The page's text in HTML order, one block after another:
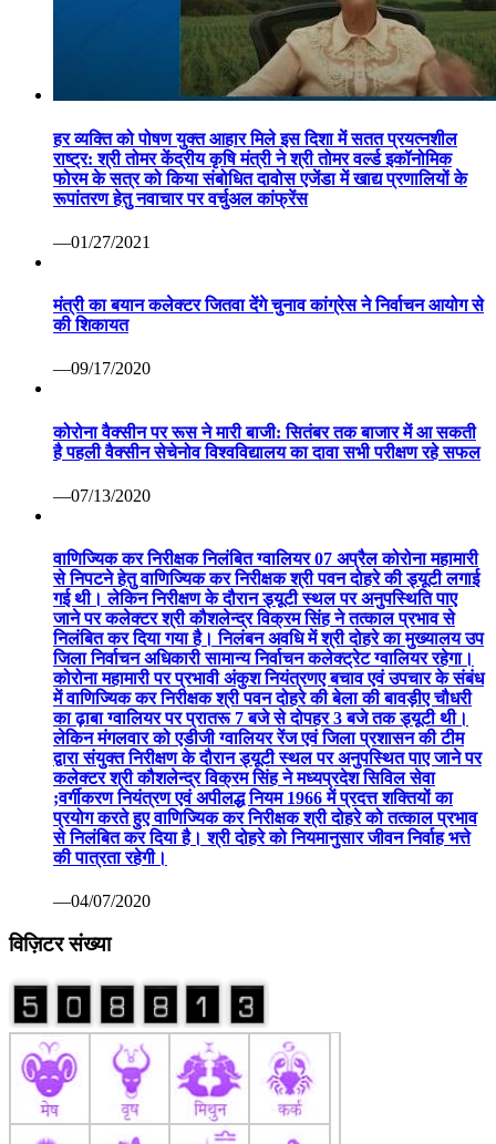
हर व्यक्ति को पोषण युक्त आहार मिले इस दिशा में सतत प्रयत्नशील
राष्ट्र: श्री तोमर केंद्रीय कृषि मंत्री ने श्री तोमर वर्ल्ड इकॉनोमिक
फोरम के सत्र को किया संबोधित दावोस एजेंडा में खाद्य प्रणालियों के
रूपांतरण हेतु नवाचार पर वर्चुअल कांफ्रेंस
—01/27/2021
मंत्री का बयान कलेक्टर जितवा देंगे चुनाव कांग्रेस ने निर्वाचन आयोग से
की शिकायत
—09/17/2020
कोरोना वैक्सीन पर रूस ने मारी बाजी: सितंबर तक बाजार में आ सकती
है पहली वैक्सीन सेचेनोव विश्वविद्यालय का दावा सभी परीक्षण रहे सफल
—07/13/2020
वाणिज्यिक कर निरीक्षक निलंबित ग्वालियर 07 अप्रैल कोरोना महामारी
से निपटने हेतु वाणिज्यिक कर निरीक्षक श्री पवन दोहरे की ड्यूटी लगाई
गई थी। लेकिन निरीक्षण के दौरान ड्यूटी स्थल पर अनुपस्थिति पाए
जाने पर कलेक्टर श्री कौशलेन्द्र विक्रम सिंह ने तत्काल प्रभाव से
निलंबित कर दिया गया है। निलंबन अवधि में श्री दोहरे का मुख्यालय उप
जिला निर्वाचन अधिकारी सामान्य निर्वाचन कलेक्ट्रेट ग्वालियर रहेगा।
कोरोना महामारी पर प्रभावी अंकुश नियंत्रणए बचाव एवं उपचार के संबंध
में वाणिज्यिक कर निरीक्षक श्री पवन दोहरे की बेला की बावड़ीए चौधरी
का ढ़ाबा ग्वालियर पर प्रातरू 7 बजे से दोपहर 3 बजे तक ड्यूटी थी।
लेकिन मंगलवार को एडीजी ग्वालियर रेंज एवं जिला प्रशासन की टीम
द्वारा संयुक्त निरीक्षण के दौरान ड्यूटी स्थल पर अनुपस्थित पाए जाने पर
कलेक्टर श्री कौशलेन्द्र विक्रम सिंह ने मध्यप्रदेश सिविल सेवा
;वर्गीकरण नियंत्रण एवं अपीलद्ध नियम 1966 में प्रदत्त शक्तियों का
प्रयोग करते हुए वाणिज्यिक कर निरीक्षक श्री दोहरे को तत्काल प्रभाव
से निलंबित कर दिया है। श्री दोहरे को नियमानुसार जीवन निर्वाह भत्ते
की पात्रता रहेगी।
—04/07/2020
विज़िटर संख्या